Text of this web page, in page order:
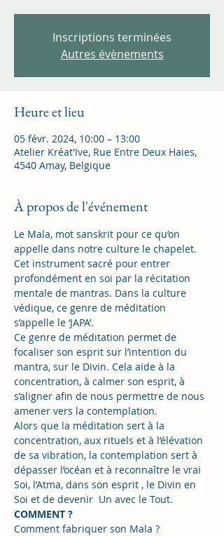
Inscriptions terminées
Autres évènements
Heure et lieu
05 févr. 2024, 10:00 – 13:00
Atelier Kréat'Ive, Rue Entre Deux Haies,
4540 Amay, Belgique
À propos de l'événement
Le Mala, mot sanskrit pour ce qu’on
appelle dans notre culture le chapelet.
Cet instrument sacré pour entrer
profondément en soi par la récitation
mentale de mantras. Dans la culture
védique, ce genre de méditation
s’appelle le ‘JAPA’.
Ce genre de méditation permet de
focaliser son esprit sur l’intention du
mantra, sur le Divin. Cela aide à la
concentration, à calmer son esprit, à
s’aligner afin de nous permettre de nous
amener vers la contemplation.
Alors que la méditation sert à la
concentration, aux rituels et à l’élévation
de sa vibration, la contemplation sert à
dépasser l’océan et à reconnaître le vrai
Soi, l’Atma, dans son esprit , le Divin en
Soi et de devenir  Un avec le Tout.
COMMENT ?
Comment fabriquer son Mala ?